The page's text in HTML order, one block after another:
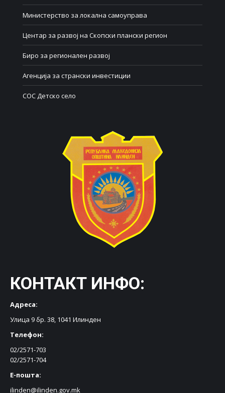
Министерство за локална самоуправа
Центар за развој на Скопски плански регион
Биро за регионален развој
Агенција за странски инвестиции
СОС Детско село
КОНТАКТ ИНФО:
Адреса:
Улица 9 бр. 38, 1041 Илинден
Телефон:
02/2571-703
02/2571-704
Е-пошта:
ilinden@ilinden.gov.mk